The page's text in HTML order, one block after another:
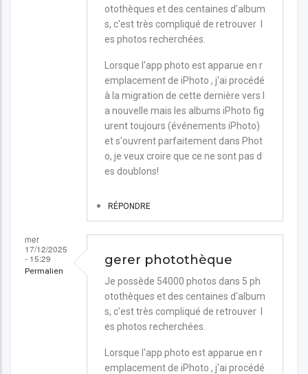
otothèques et des centaines d'album
s, c'est très compliqué de retrouver l
es photos recherchées.
Lorsque l'app photo est apparue en r
emplacement de iPhoto , j'ai procédé
à la migration de cette dernière vers l
a nouvelle mais les albums iPhoto fig
urent toujours (événements iPhoto)
et s'ouvrent parfaitement dans Phot
o, je veux croire que ce ne sont pas d
es doublons!
RÉPONDRE
mer
17/12/2025
- 15:29
Permalien
gerer photothèque
Je possède 54000 photos dans 5 ph
otothèques et des centaines d'album
s, c'est très compliqué de retrouver l
es photos recherchées.
Lorsque l'app photo est apparue en r
emplacement de iPhoto , j'ai procédé